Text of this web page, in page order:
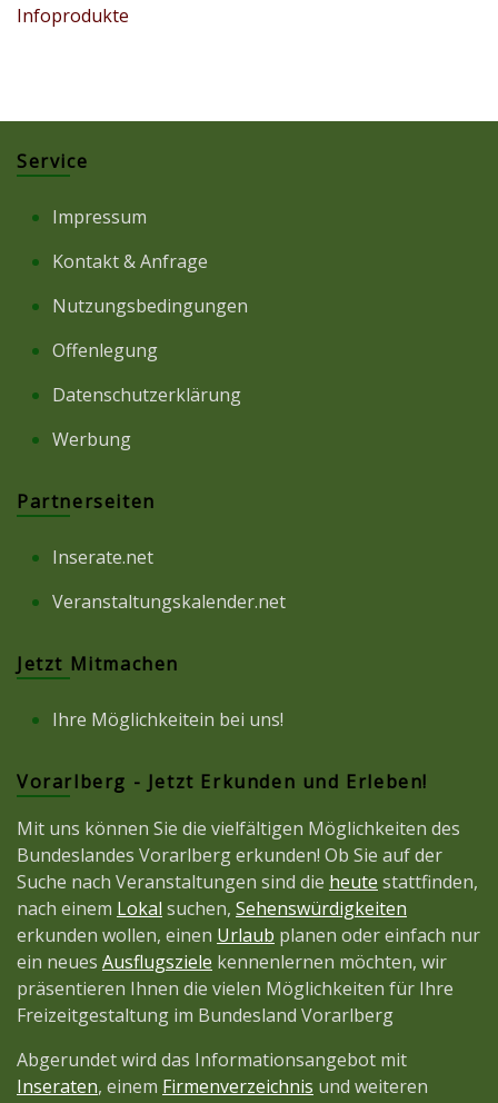
Infoprodukte
Service
Impressum
Kontakt & Anfrage
Nutzungsbedingungen
Offenlegung
Datenschutzerklärung
Werbung
Partnerseiten
Inserate.net
Veranstaltungskalender.net
Jetzt Mitmachen
Ihre Möglichkeitein bei uns!
Vorarlberg - Jetzt Erkunden und Erleben!
Mit uns können Sie die vielfältigen Möglichkeiten des
Bundeslandes Vorarlberg erkunden! Ob Sie auf der
Suche nach Veranstaltungen sind die heute stattfinden,
nach einem Lokal suchen, Sehenswürdigkeiten
erkunden wollen, einen Urlaub planen oder einfach nur
ein neues Ausflugsziele kennenlernen möchten, wir
präsentieren Ihnen die vielen Möglichkeiten für Ihre
Freizeitgestaltung im Bundesland Vorarlberg
Abgerundet wird das Informationsangebot mit
Inseraten, einem Firmenverzeichnis und weiteren